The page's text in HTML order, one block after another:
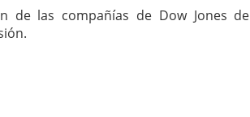
de las compañías de Dow Jones de